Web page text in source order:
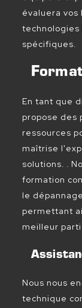
évaluera
technologies
spécifiques.
En tant que
propose des
ressources
maîtrise
solutions. .
formation
le
permettant
meilleur
Nous nous
technique